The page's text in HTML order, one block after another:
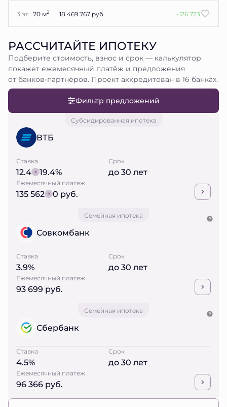
3 эт. 70 м2 18 469 767 руб. -126 723
РАССЧИТАЙТЕ ИПОТЕКУ
Подберите стоимость, взнос и срок — калькулятор
покажет ежемесячный платёж и предложения
от банков-партнёров. Проект аккредитован в 16 банках.
Фильтр предложений
Субсидированная ипотека
ВТБ
Ставка
12.4 19.4%
Срок
до 30 лет
Ежемесячный платеж
135 562 0 руб.
Семейная ипотека
Совкомбанк
Ставка
3.9%
Срок
до 30 лет
Ежемесячный платеж
93 699 руб.
Семейная ипотека
Сбербанк
Ставка
4.5%
Срок
до 30 лет
Ежемесячный платеж
96 366 руб.